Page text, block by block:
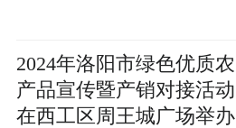
2024年洛阳市绿色优质农
产品宣传暨产销对接活动
在西工区周王城广场举办